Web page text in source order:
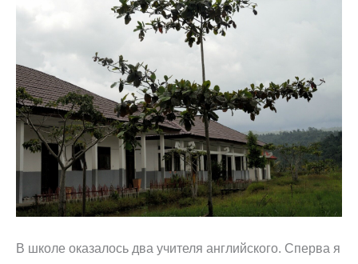
В школе оказалось два учителя английского. Сперва я